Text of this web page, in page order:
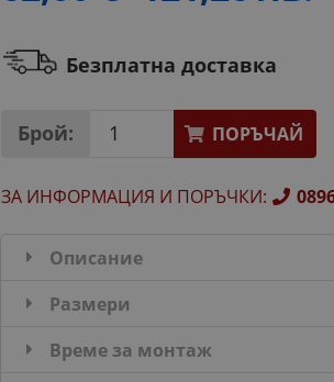
Безплатна доставка
Брой: ПОРЪЧАЙ
ЗА ИНФОРМАЦИЯ И ПОРЪЧКИ:
Описание
Размери
Време за монтаж